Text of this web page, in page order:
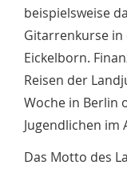
beispielsweise
Gitarrenkurse in
Eickelborn.
Reisen der
Woche in Berlin
Jugendlichen im
Das Motto des